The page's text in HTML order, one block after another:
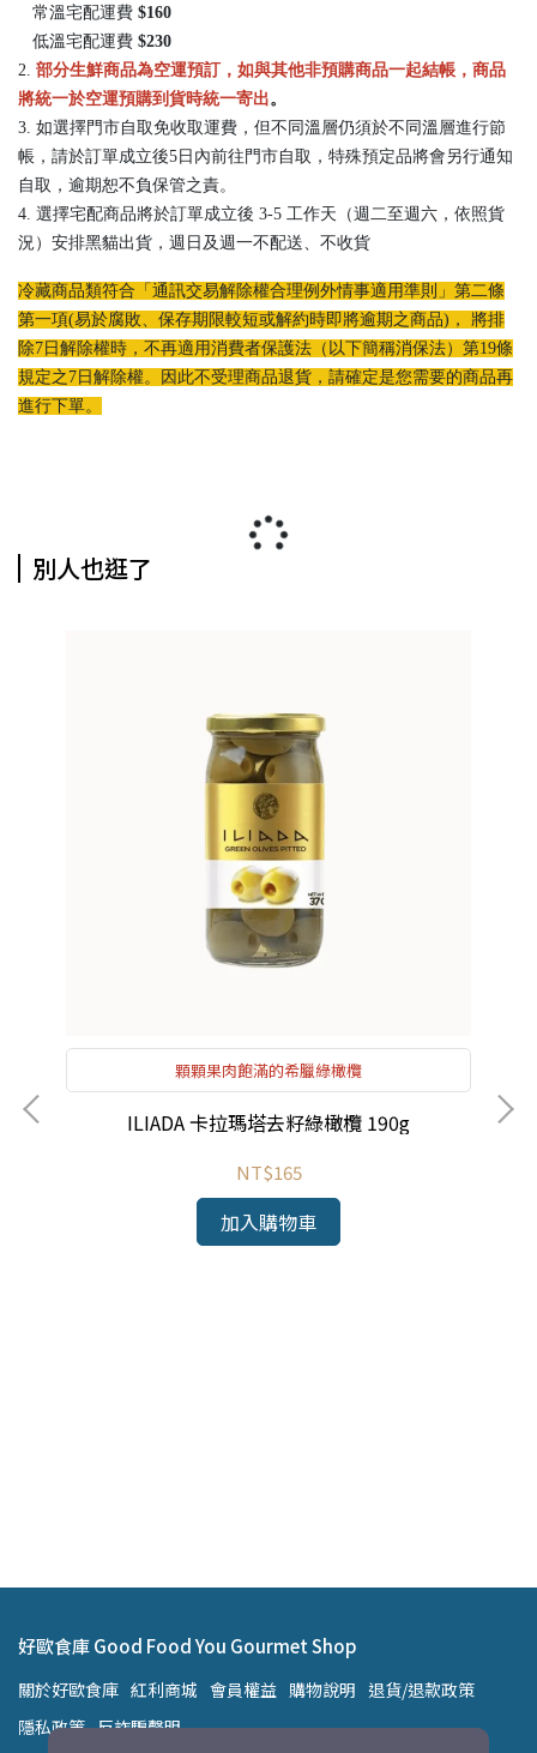
常溫宅配運費 $160
低溫宅配運費 $230
2. 部分生鮮商品為空運預訂，如與其他非預購商品一起結帳，商品
將統一於空運預購到貨時統一寄出。
3. 如選擇門市自取免收取運費，但不同溫層仍須於不同溫層進行節
帳，請於訂單成立後5日內前往門市自取，特殊預定品將會另行通知
自取，逾期恕不負保管之責。
4. 選擇宅配商品將於訂單成立後 3-5 工作天（週二至週六，依照貨
況）安排黑貓出貨，週日及週一不配送、不收貨
冷藏商品類符合「通訊交易解除權合理例外情事適用準則」第二條
第一項(易於腐敗、保存期限較短或解約時即將逾期之商品)， 將排
除7日解除權時，不再適用消費者保護法（以下簡稱消保法）第19條
規定之7日解除權。因此不受理商品退貨，請確定是您需要的商品再
進行下單。
別人也逛了
顆顆果肉飽滿的希臘綠橄欖
ILIADA 卡拉瑪塔去籽綠橄欖 190g
NT$165
加入購物車
好歐食庫 Good Food You Gourmet Shop
關於好歐食庫 紅利商城 會員權益 購物說明 退貨/退款政策
隱私政策 反詐騙聲明